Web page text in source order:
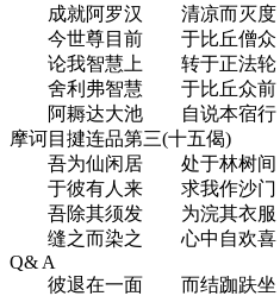
成就阿罗汉 清凉而灭度
今世尊目前 于比丘僧众
论我智慧上 转于正法轮
舍利弗智慧 于比丘众前
阿耨达大池 自说本宿行
摩诃目揵连品第三(十五偈)
吾为仙闲居 处于林树间
于彼有人来 求我作沙门
吾除其须发 为浣其衣服
缝之而染之 心中自欢喜
Q& A
彼退在一面 而结跏趺坐